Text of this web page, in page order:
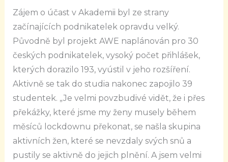
Zájem o účast v Akademii byl ze strany
začínajících podnikatelek opravdu velký.
Původně byl projekt AWE naplánován pro 30
českých podnikatelek, vysoký počet přihlášek,
kterých dorazilo 193, vyústil v jeho rozšíření.
Aktivně se tak do studia nakonec zapojilo 39
studentek. „Je velmi povzbudivé vidět, že i přes
překážky, které jsme my ženy musely během
měsíců lockdownu překonat, se našla skupina
aktivních žen, které se nevzdaly svých snů a
pustily se aktivně do jejich plnění. A jsem velmi